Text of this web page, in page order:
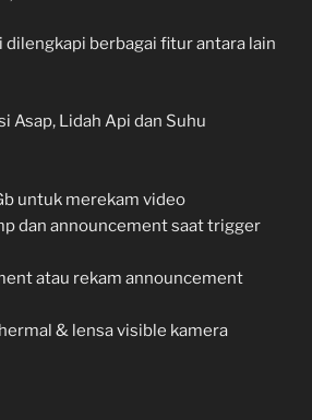
berbagai fitur antara lain
Asap, Lidah Api dan Suhu
untuk merekam video
dan announcement saat trigger
atau rekam announcement
& lensa visible kamera